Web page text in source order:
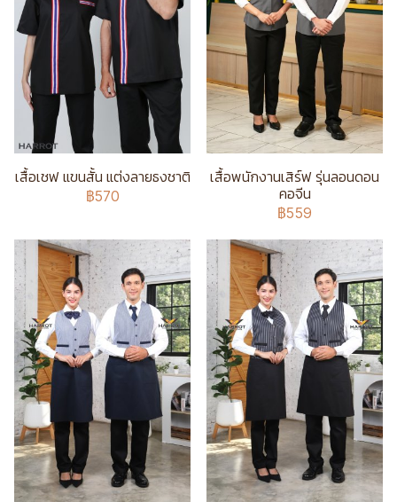
เสื้อเชฟ แขนสั้น แต่งลายธงชาติ
฿570
เสื้อพนักงานเสิร์ฟ รุ่นลอนดอน
คอจีน
฿559